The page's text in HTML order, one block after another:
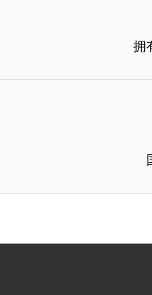
拥
我们公司拥有独立的防伪验证中